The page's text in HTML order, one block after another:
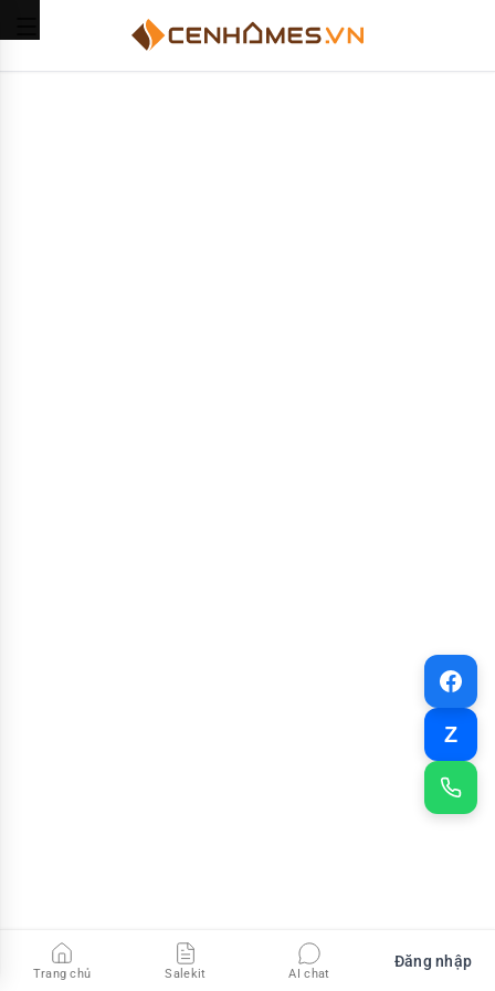
Z
Trang chủ Salekit AI chat
Đăng nhập